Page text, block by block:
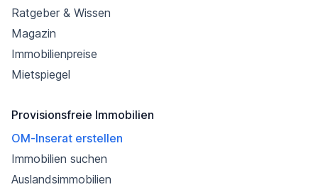
Ratgeber & Wissen
Magazin
Immobilienpreise
Mietspiegel
Provisionsfreie Immobilien
OM-Inserat erstellen
Immobilien suchen
Auslandsimmobilien